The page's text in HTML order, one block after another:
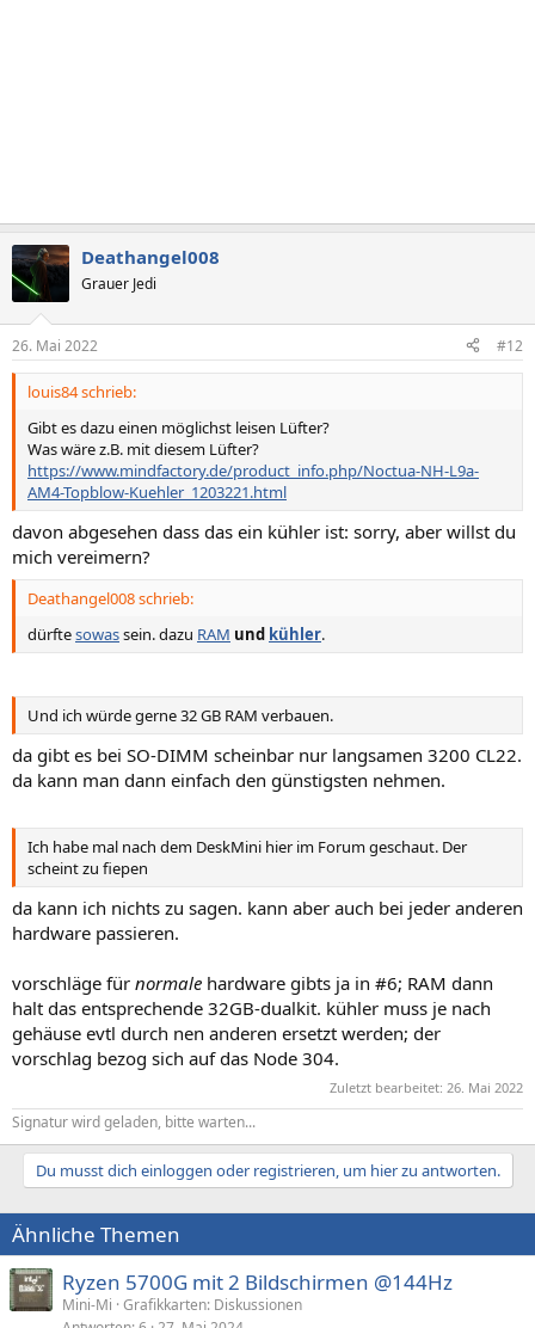
Deathangel008
Grauer Jedi
26. Mai 2022 #12
louis84 schrieb:
Gibt es dazu einen möglichst leisen Lüfter?
Was wäre z.B. mit diesem Lüfter?
https://www.mindfactory.de/product_info.php/Noctua-NH-L9a-
AM4-Topblow-Kuehler_1203221.html
davon abgesehen dass das ein kühler ist: sorry, aber willst du
mich vereimern?
Deathangel008 schrieb:
dürftesowassein. dazu RAM und kühler.
Und ich würde gerne 32 GB RAM verbauen.
da gibt es bei SO-DIMM scheinbar nur langsamen 3200 CL22.
da kann man dann einfach den günstigsten nehmen.
Ich habe mal nach dem DeskMini hier im Forum geschaut. Der
scheint zu fiepen
da kann ich nichts zu sagen. kann aber auch bei jeder anderen
hardware passieren.
vorschläge für normale hardware gibts ja in #6; RAM dann
halt das entsprechende 32GB-dualkit. kühler muss je nach
gehäuse evtl durch nen anderen ersetzt werden; der
vorschlag bezog sich auf das Node 304.
Zuletzt bearbeitet: 26. Mai 2022
Signatur wird geladen, bitte warten...
Du musst dich einloggen oder registrieren, um hier zu antworten.
Ähnliche Themen
Ryzen 5700G mit 2 Bildschirmen @144Hz
Mini-Mi Grafikkarten: Diskussionen